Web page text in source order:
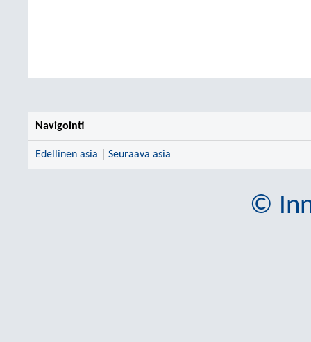
Navigointi
Edellinen asia Seuraava asia
©